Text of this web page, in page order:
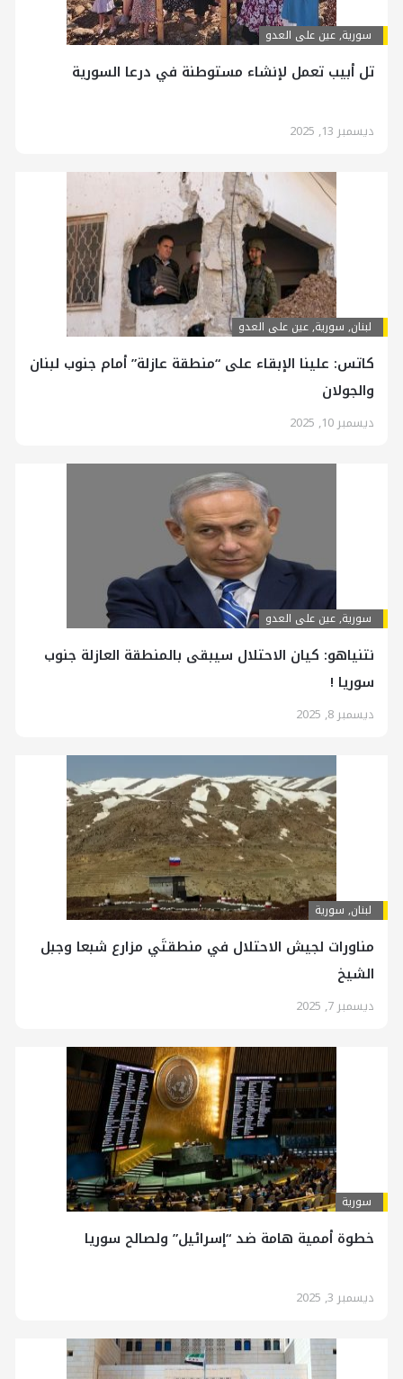
سورية,عين على العدو
تل أبيب تعمل لإنشاء مستوطنة في درعا السورية
ديسمبر 13, 2025
لبنان, سورية,عين على العدو
كاتس: علينا الإبقاء على “منطقة عازلة” أمام جنوب لبنان
والجولان
ديسمبر 10, 2025
سورية,عين على العدو
نتنياهو: كيان الاحتلال سيبقى بالمنطقة العازلة جنوب
سوريا !
ديسمبر 8, 2025
لبنان, سورية
مناورات لجيش الاحتلال في منطقتَي مزارع شبعا وجبل
الشيخ
ديسمبر 7, 2025
سورية
خطوة أممية هامة ضد “إسرائيل” ولصالح سوريا
ديسمبر 3, 2025